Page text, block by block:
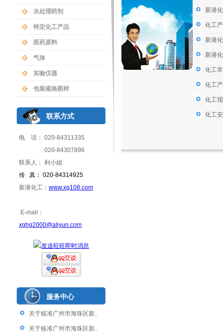
水处理药剂
特定化工产品
医药原料
气体
实验仪器
包装规格图样
联系方式
电 话： 020-84311335
020-84307896
联系人： 利小姐
传 真： 020-84314925
新港化工： www.xg108.com
E-mail：
xghg2000@aliyun.com
服务中心
关于核准广州市海珠区新..
关于核准广州市海珠区新..
新港
化工
新港
新港
化工
化工
化工
化工